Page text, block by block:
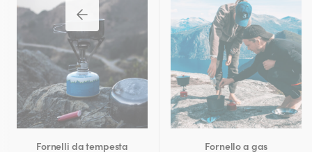
Fornelli da tempesta Fornello a gas